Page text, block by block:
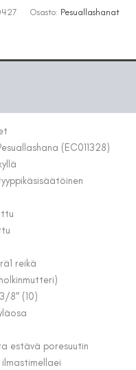
Osasto: Pesuallashanat
(EC011328)
käsisäätöinen
1 reikä
3/8″ (10)
estävä poresuutin
ei